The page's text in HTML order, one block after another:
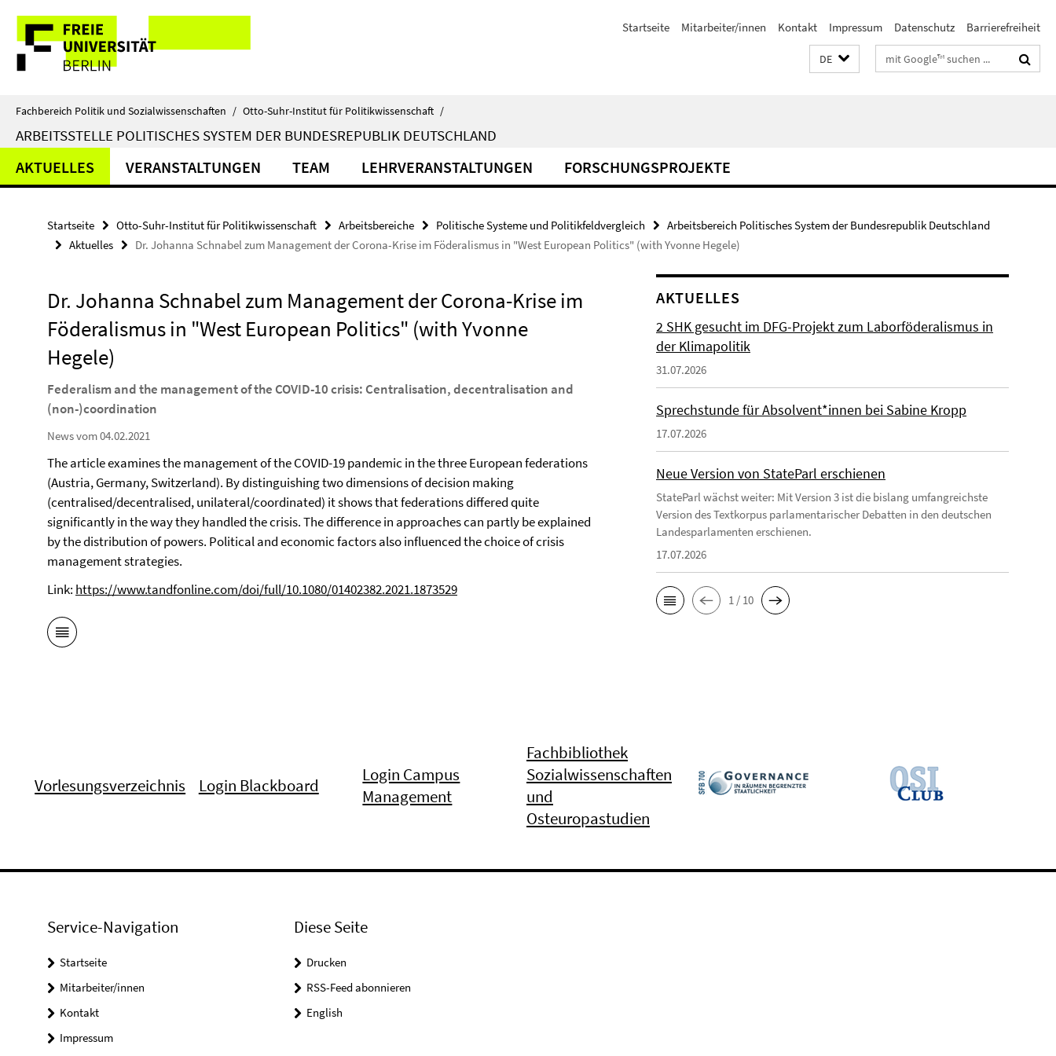
direkt
Inhalt
Service-
Navigation
Startseite Mitarbeiter/innen Kontakt Impressum Datenschutz Barrierefreiheit
DE Suchbegriffe
Fachbereich Politik und Sozialwissenschaften / Otto-Suhr-Institut für Politikwissenschaft /
ARBEITSSTELLE POLITISCHES SYSTEM DER BUNDESREPUBLIK DEUTSCHLAND
AKTUELLES VERANSTALTUNGEN TEAM LEHRVERANSTALTUNGEN FORSCHUNGSPROJEKTE
Startseite Otto-Suhr-Institut für Politikwissenschaft Arbeitsbereiche Politische Systeme und Politikfeldvergleich
Arbeitsbereich Politisches System der Bundesrepublik Deutschland
Aktuelles
Dr. Johanna Schnabel zum Management der Corona-Krise im Föderalismus in "West European Politics" (with Yvonne Hegele)
Dr. Johanna Schnabel zum Management der Corona-Krise im
Föderalismus in "West European Politics" (with Yvonne
Hegele)
Federalism and the management of the COVID-10 crisis: Centralisation, decentralisation and
(non-)coordination
News vom 04.02.2021
The article examines the management of the COVID-19 pandemic in the three European federations
(Austria, Germany, Switzerland). By distinguishing two dimensions of decision making
(centralised/decentralised, unilateral/coordinated) it shows that federations differed quite
significantly in the way they handled the crisis. The difference in approaches can partly be explained
by the distribution of powers. Political and economic factors also influenced the choice of crisis
management strategies.
Link: https://www.tandfonline.com/doi/full/10.1080/01402382.2021.1873529
AKTUELLES
2 SHK gesucht im DFG-Projekt zum Laborföderalismus in
der Klimapolitik
31.07.2026
Sprechstunde für Absolvent*innen bei Sabine Kropp
17.07.2026
Neue Version von StateParl erschienen
StateParl wächst weiter: Mit Version 3 ist die bislang umfangreichste
Version des Textkorpus parlamentarischer Debatten in den deutschen
Landesparlamenten erschienen.
17.07.2026
1 / 10
Vorlesungsverzeichnis Login Blackboard
Login Campus
Management
Fachbibliothek
Sozialwissenschaften
und
Osteuropastudien
Service-Navigation
Startseite
Mitarbeiter/innen
Kontakt
Impressum
Diese Seite
Drucken
RSS-Feed abonnieren
English